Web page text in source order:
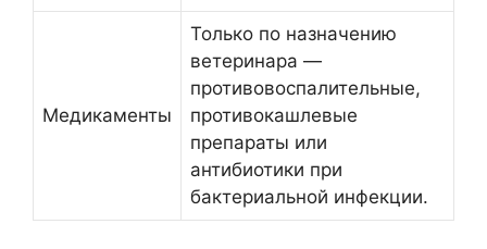
Медикаменты
Только по назначению
ветеринара —
противовоспалительные,
противокашлевые
препараты или
антибиотики при
бактериальной инфекции.